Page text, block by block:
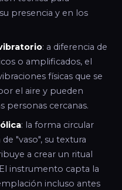
presencia y en los
: a diferencia de
o amplificados, el
físicas que se
el aire y pueden
personas cercanas.
: la forma circular
"vaso", su textura
a crear un ritual
instrumento capta la
incluso antes